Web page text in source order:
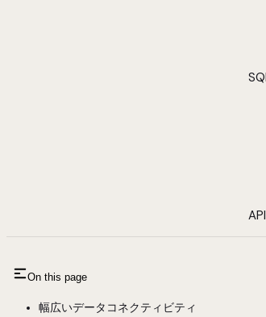
On this page
幅広いデータコネクティビティ